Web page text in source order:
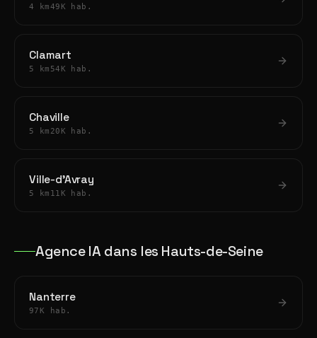
4 km49K hab.
Clamart
5 km 54K hab.
Chaville
5 km 20K hab.
Ville-d'Avray
5 km 11K hab.
Agence IA dans les Hauts-de-Seine
Nanterre
97K hab.